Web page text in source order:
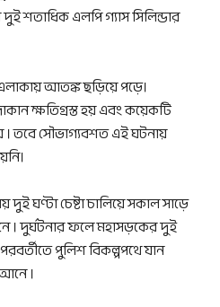
শতাধিক এলপি গ্যাস সিলিন্ডার
আতঙ্ক ছড়িয়ে পড়ে।
ক্ষতিগ্রস্ত হয় এবং কয়েকটি
। তবে সৌভাগ্যবশত এই ঘটনায়
দুই ঘণ্টা চেষ্টা চালিয়ে সকাল সাড়ে
। দুর্ঘটনার ফলে মহাসড়কের দুই
পুলিশ বিকল্পপথে যান
।